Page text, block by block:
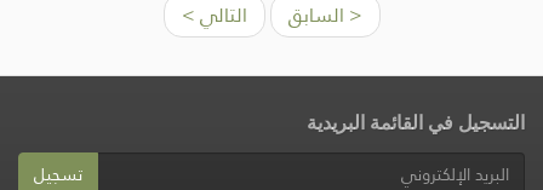
< السابق التالي >
التسجيل في القائمة البريدية
تسجيل